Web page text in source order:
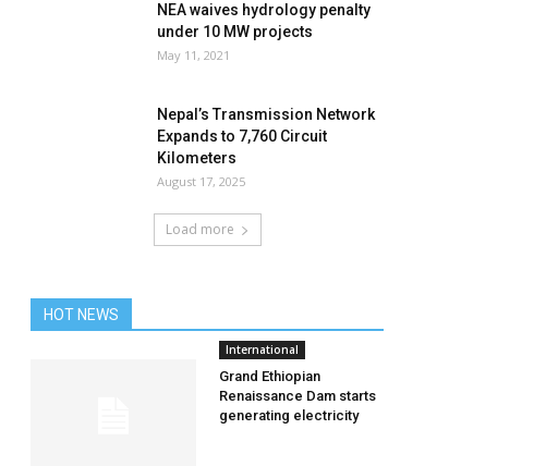
NEA waives hydrology penalty
under 10 MW projects
May 11, 2021
Nepal’s Transmission Network
Expands to 7,760 Circuit
Kilometers
August 17, 2025
Load more
HOT NEWS
International
Grand Ethiopian
Renaissance Dam starts
generating electricity